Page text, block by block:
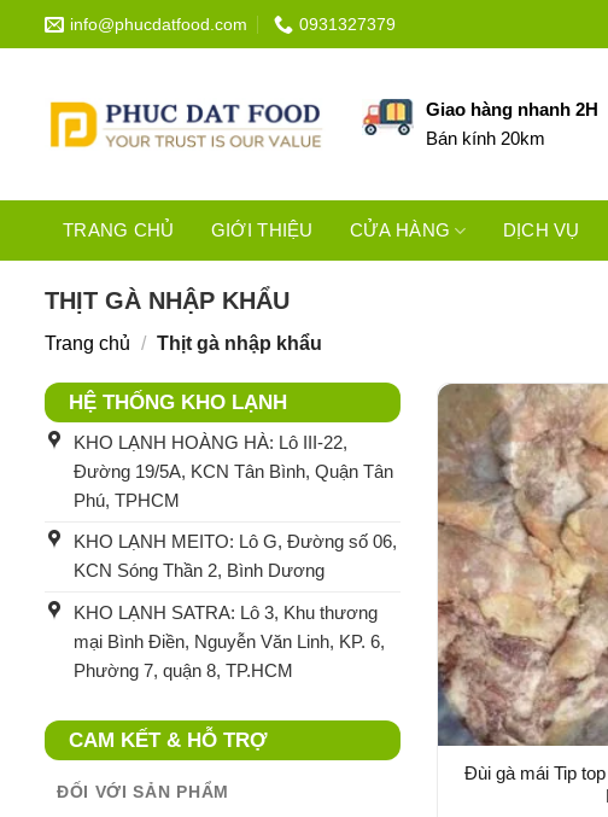
qua
info@phucdatfood.com 0931327379
Giao hàng nhanh 2H
Bán kính 20km
TRANG CHỦ GIỚI THIỆU CỬA HÀNG DỊCH VỤ
THỊT GÀ NHẬP KHẨU
Trang chủ / Thịt gà nhập khẩu
HỆ THỐNG KHO LẠNH
KHO LẠNH HOÀNG HÀ: Lô III-22,
Đường 19/5A, KCN Tân Bình, Quận Tân
Phú, TPHCM
KHO LẠNH MEITO: Lô G, Đường số 06,
KCN Sóng Thần 2, Bình Dương
KHO LẠNH SATRA: Lô 3, Khu thương
mại Bình Điền, Nguyễn Văn Linh, KP. 6,
Phường 7, quận 8, TP.HCM
CAM KẾT & HỖ TRỢ
ĐỐI VỚI SẢN PHẨM
Đùi gà mái Tip